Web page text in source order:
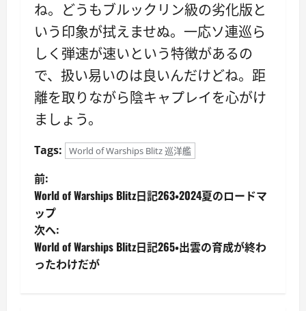
ね。どうもブルックリン級の劣化版と
いう印象が拭えませぬ。一応ソ連巡ら
しく弾速が速いという特徴があるの
で、扱い易いのは良いんだけどね。距
離を取りながら陰キャプレイを心がけ
ましょう。
Tags: World of Warships Blitz 巡洋艦
投
稿
ナ
ビ
前:
World of Warships Blitz日記263・2024夏のロードマ
ップ
次へ:
World of Warships Blitz日記265・出雲の育成が終わ
ったわけだが